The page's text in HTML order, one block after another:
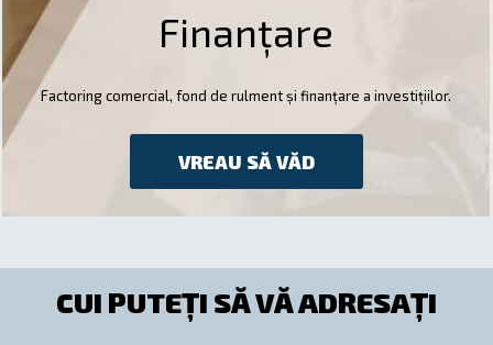
Finanțare
Factoring comercial, fond de rulment și finanțare a investițiilor.
VREAU SĂ VĂD
CUI PUTEȚI SĂ VĂ ADRESAȚI